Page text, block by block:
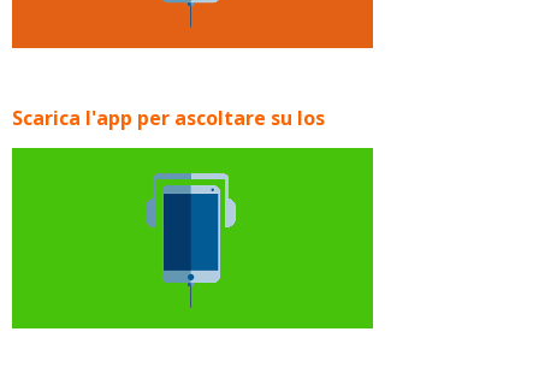
Scarica l'app per ascoltare su Ios